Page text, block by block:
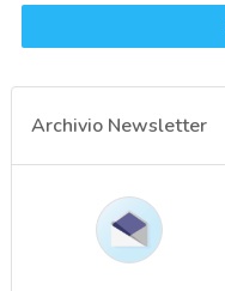
Archivio Newsletter